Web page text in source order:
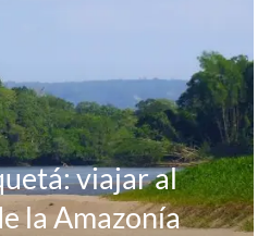
viajar al
la Amazonía